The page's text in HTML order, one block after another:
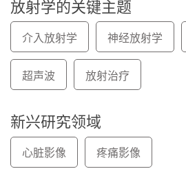
放射学的关键主题
介入放射学 神经放射学
超声波 放射治疗
新兴研究领域
心脏影像 疼痛影像